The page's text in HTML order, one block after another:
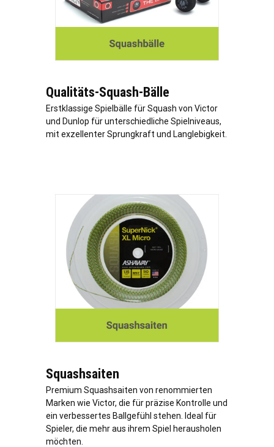
Qualitäts-Squash-Bälle
Erstklassige Spielbälle für Squash von Victor
und Dunlop für unterschiedliche Spielniveaus,
mit exzellenter Sprungkraft und Langlebigkeit.
Squashsaiten
Premium Squashsaiten von renommierten
Marken wie Victor, die für präzise Kontrolle und
ein verbessertes Ballgefühl stehen. Ideal für
Spieler, die mehr aus ihrem Spiel herausholen
möchten.